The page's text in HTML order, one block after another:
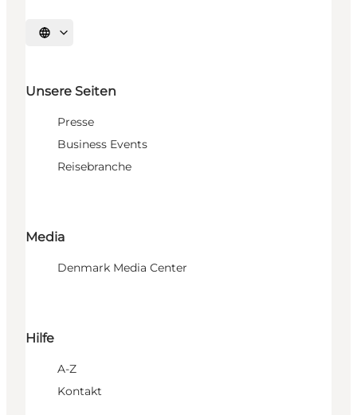
Sprache auswählen
Unsere Seiten
Presse
Business Events
Reisebranche
Media
Denmark Media Center
Hilfe
A-Z
Kontakt